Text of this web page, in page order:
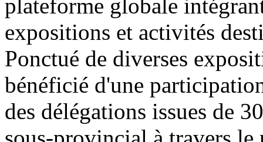
plateforme globale
expositions et activités
Ponctué de diverses
bénéficié d'une
des délégations issues de